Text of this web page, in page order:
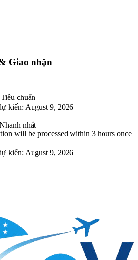
Giao nhận
Tiêu chuẩn
kiến: August 9, 2026
Nhanh nhất
will be processed within 3 hours once
kiến: August 9, 2026